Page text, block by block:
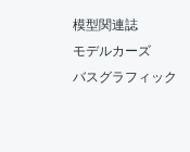
模型関連誌
モデルカーズ
バスグラフィック